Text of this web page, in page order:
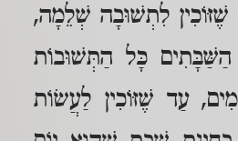
לִתְשׁוּבָה שְׁלֵמָה,
כָּל הַתְּשׁוּבוֹת
עַד שֶׁזּוֹכִין לַעֲשׂוֹת